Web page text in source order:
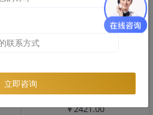
￥2676.00
￥2421.00
立即咨询